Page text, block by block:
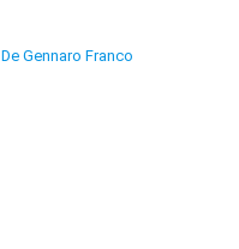
De Gennaro Franco